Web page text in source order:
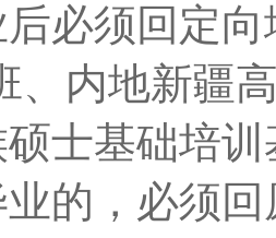
必须回定
、内地新疆
士基础培
的，必须